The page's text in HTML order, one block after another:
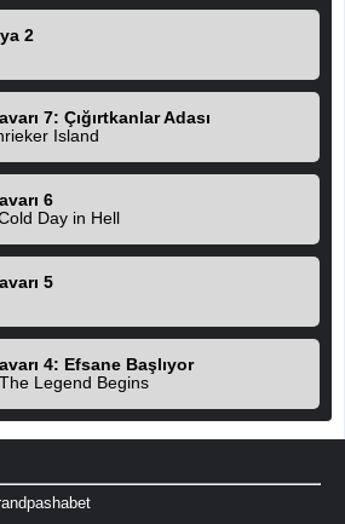
2
7: Çığırtkanlar Adası
Island
6
Day in Hell
5
4: Efsane Başlıyor
Legend Begins